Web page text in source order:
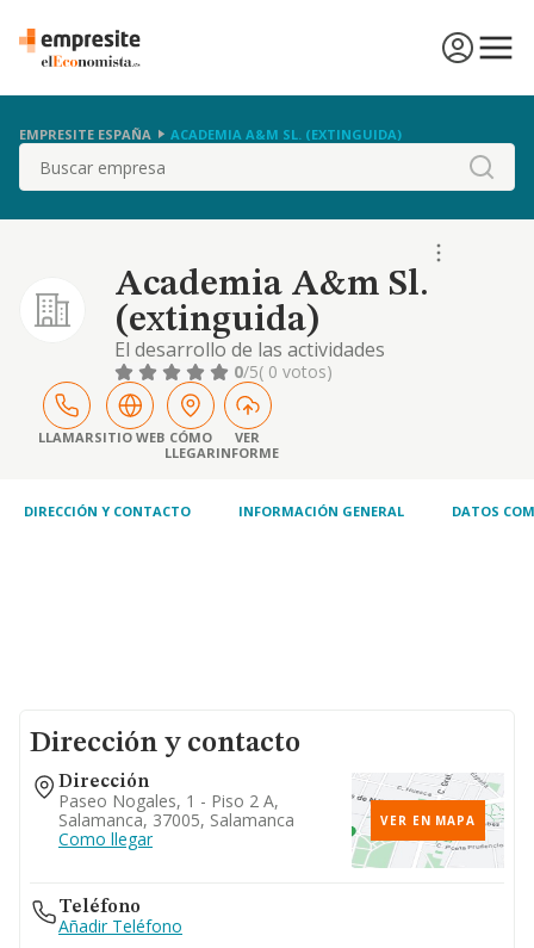
EMPRESITE ESPAÑA ACADEMIA A&M SL. (EXTINGUIDA)
Buscar
Academia A&m Sl.
(extinguida)
El desarrollo de las actividades
correspondientes a los siguientes códigos y
descripciones de la clasificación nacional de
actividades económicas: actividad principal:
85.59 otra educación
0/5( 0 votos)
LLAMARSITIO WEB CÓMO
LLEGAR
VER
INFORME
DIRECCIÓN Y CONTACTO INFORMACIÓN GENERAL DATOS
Dirección y contacto
Dirección
Paseo Nogales, 1 - Piso 2 A,
Salamanca, 37005, Salamanca
Como llegar
VER EN MAPA
Teléfono
Añadir Teléfono